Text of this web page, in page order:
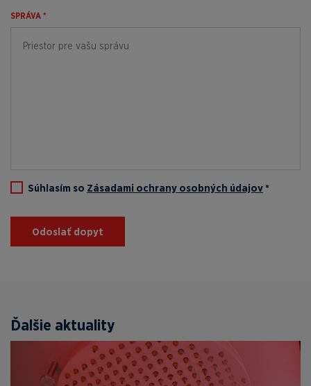
SPRÁVA *
Súhlasím so Zásadami ochrany osobných údajov *
Odoslať dopyt
Ďalšie aktuality